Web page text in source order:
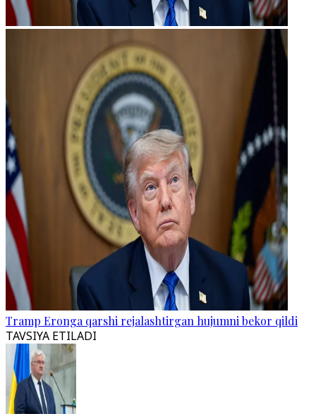
Tramp Eronga qarshi rejalashtirgan hujumni bekor qildi
TAVSIYA ETILADI